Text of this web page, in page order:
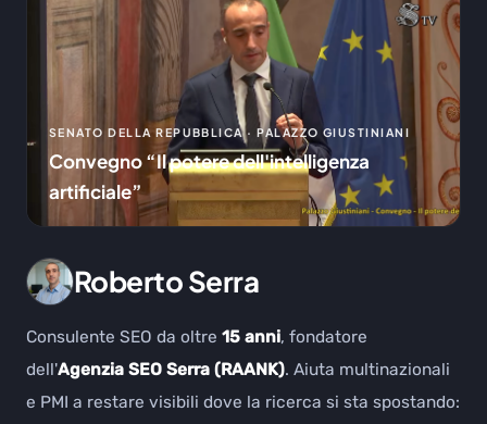
SENATO DELLA REPUBBLICA · PALAZZO GIUSTINIANI
Convegno “Il potere dell'intelligenza
artificiale”
Roberto Serra
Consulente SEO da oltre 15 anni, fondatore
dell'Agenzia SEO Serra (RAANK). Aiuta multinazionali
e PMI a restare visibili dove la ricerca si sta spostando: